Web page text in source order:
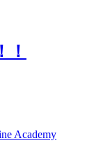
！
Academy